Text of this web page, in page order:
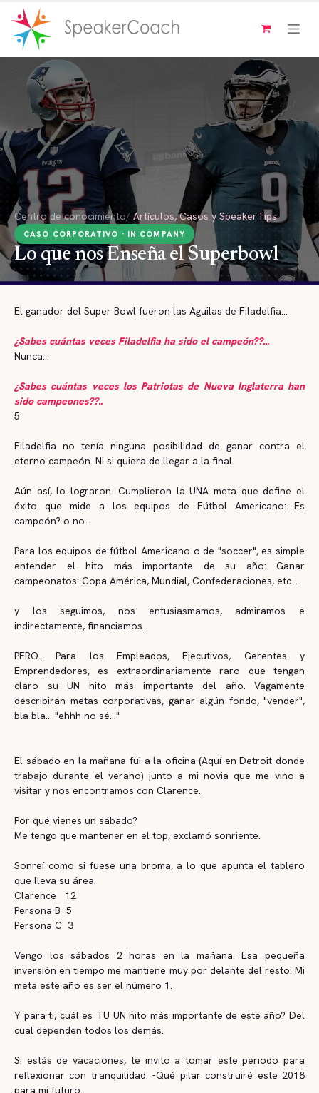
Ir al contenido
Centro de conocimiento/ Artículos, Casos y SpeakerTips
CASO CORPORATIVO · IN COMPANY
Lo que nos Enseña el Superbowl
El ganador del Super Bowl fueron las Aguilas de Filadelfia...
¿Sabes cuántas veces Filadelfia ha sido el campeón??...
Nunca...
¿Sabes cuántas veces los Patriotas de Nueva Inglaterra han
sido campeones??..
5
Filadelfia no tenía ninguna posibilidad de ganar contra el
eterno campeón. Ni si quiera de llegar a la final.
Aún así, lo lograron. Cumplieron la UNA meta que define el
éxito que mide a los equipos de Fútbol Americano: Es
campeón? o no..
Para los equipos de fútbol Americano o de "soccer", es simple
entender el hito más importante de su año: Ganar
campeonatos: Copa América, Mundial, Confederaciones, etc...
y los seguimos, nos entusiasmamos, admiramos e
indirectamente, financiamos..
PERO.. Para los Empleados, Ejecutivos, Gerentes y
Emprendedores, es extraordinariamente raro que tengan
claro su UN hito más importante del año. Vagamente
describirán metas corporativas, ganar algún fondo, "vender",
bla bla... "ehhh no sé..."
El sábado en la mañana fui a la oficina (Aquí en Detroit donde
trabajo durante el verano) junto a mi novia que me vino a
visitar y nos encontramos con Clarence..
Por qué vienes un sábado?
Me tengo que mantener en el top, exclamó sonriente.
Sonreí como si fuese una broma, a lo que apunta el tablero
que lleva su área.
Clarence 12
Persona B 5
Persona C 3
Vengo los sábados 2 horas en la mañana. Esa pequeña
inversión en tiempo me mantiene muy por delante del resto. Mi
meta este año es ser el número 1.
Y para ti, cuál es TU UN hito más importante de este año? Del
cual dependen todos los demás.
Si estás de vacaciones, te invito a tomar este periodo para
reflexionar con tranquilidad: -Qué pilar construiré este 2018
para mi futuro.